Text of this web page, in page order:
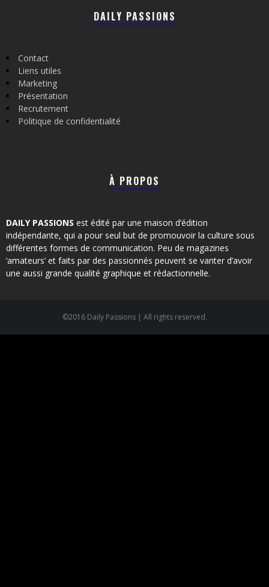
DAILY PASSIONS
Contact
Liens utiles
Marketing
Présentation
Recrutement
Politique de confidentialité
À PROPOS
DAILY PASSIONS est édité par une maison d’édition
indépendante, qui a pour seul but de promouvoir la culture sous
différentes formes de communication. Peu de magazines
‘amateurs’ et faits par des passionnés peuvent se vanter d’avoir
une aussi grande qualité graphique et rédactionnelle.
©2016 Daily Passions | All rights reserved.